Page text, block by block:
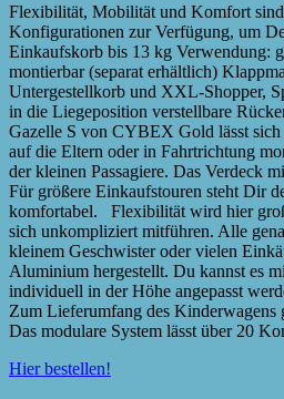
Flexibilität, Mobilität und Komfort
Konfigurationen zur Verfügung, um
Einkaufskorb bis 13 kg Verwendung:
montierbar (separat erhältlich)
Untergestellkorb und XXL-Shopper,
in die Liegeposition verstellbare
Gazelle S von CYBEX Gold lässt
auf die Eltern oder in Fahrtrichtung
der kleinen Passagiere. Das Verdeck
Für größere Einkaufstouren steht Dir
komfortabel. Flexibilität wird hier
sich unkompliziert mitführen. Alle
kleinem Geschwister oder vielen
Aluminium hergestellt. Du kannst es
individuell in der Höhe angepasst
Zum Lieferumfang des Kinderwagens
Das modulare System lässt über 20
Hier bestellen!